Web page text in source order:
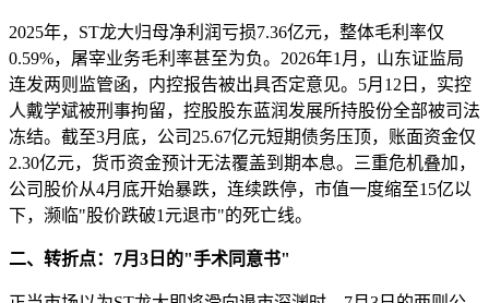
2025年，ST龙大归母净利润亏损7.36亿元，整体毛利率仅
0.59%，屠宰业务毛利率甚至为负。2026年1月，山东证监局
连发两则监管函，内控报告被出具否定意见。5月12日，实控
人戴学斌被刑事拘留，控股股东蓝润发展所持股份全部被司法
冻结。截至3月底，公司25.67亿元短期债务压顶，账面资金仅
2.30亿元，货币资金预计无法覆盖到期本息。三重危机叠加，
公司股价从4月底开始暴跌，连续跌停，市值一度缩至15亿以
下，濒临"股价跌破1元退市"的死亡线。
二、转折点： 7月 3 日的"手术同意书"